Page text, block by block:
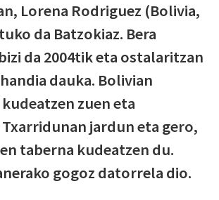
Lorena Rodriguez (Bolivia,
da Batzokiaz. Bera
da 2004tik eta ostalaritzan
dauka. Bolivian
zuen eta
jardun eta gero,
taberna kudeatzen du.
gogoz datorrela dio.